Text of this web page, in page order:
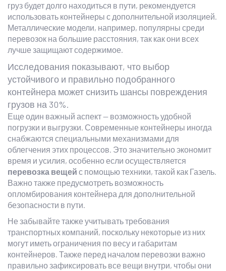
груз будет долго находиться в пути, рекомендуется
использовать контейнеры с дополнительной изоляцией.
Металлические модели, например, популярны среди
перевозок на большие расстояния, так как они всех
лучше защищают содержимое.
Исследования показывают, что выбор
устойчивого и правильно подобранного
контейнера может снизить шансы повреждения
грузов на 30%.
Еще один важный аспект — возможность удобной
погрузки и выгрузки. Современные контейнеры иногда
снабжаются специальными механизмами для
облегчения этих процессов. Это значительно экономит
время и усилия, особенно если осуществляется
перевозка вещей с помощью техники, такой как Газель.
Важно также предусмотреть возможность
опломбирования контейнера для дополнительной
безопасности в пути.
Не забывайте также учитывать требования
транспортных компаний, поскольку некоторые из них
могут иметь ограничения по весу и габаритам
контейнеров. Также перед началом перевозки важно
правильно зафиксировать все вещи внутри, чтобы они